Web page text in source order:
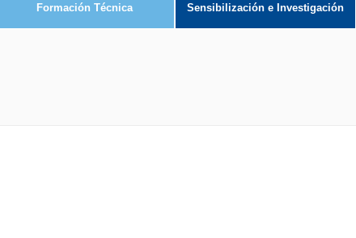
Formación Técnica Sensibilización e Investigación